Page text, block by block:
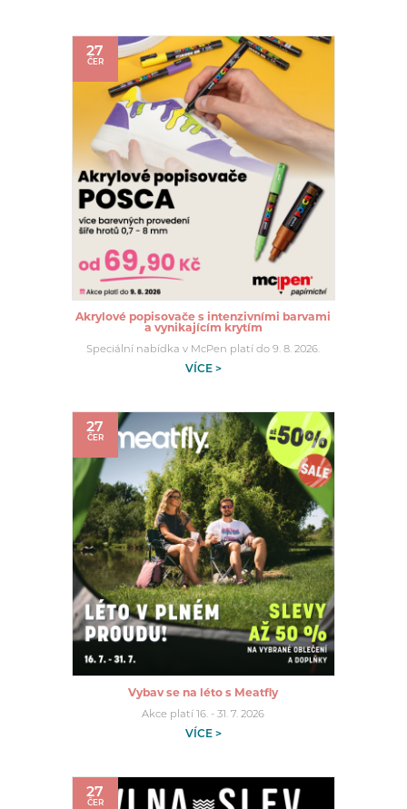
27
ČER
Akrylové popisovače s intenzivními barvami
a vynikajícím krytím
Speciální nabídka v McPen platí do 9. 8. 2026.
VÍCE >
27
ČER
Vybav se na léto s Meatfly
Akce platí 16. - 31. 7. 2026
VÍCE >
27
ČER